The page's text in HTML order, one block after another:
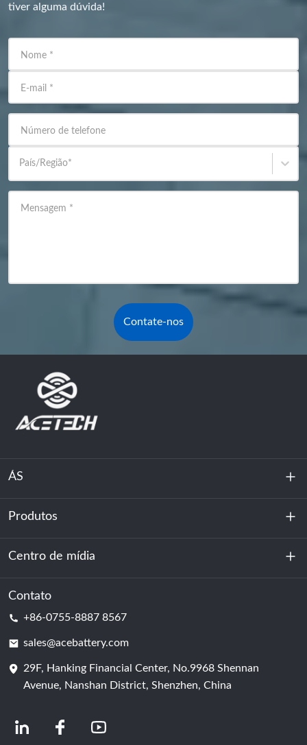
tiver alguma dúvida!
Nome *
E-mail *
Número de telefone
País/Região*
Mensagem *
Contate-nos
ÁS
Sobre nós
Sustentabilidade
Produtos
Armazenamento de energia
Centro de dados e sala de servidores
Célula de bateria
Centro de mídia
Notícias
Contato
+86-0755-8887 8567
sales@acebattery.com
29F, Hanking Financial Center, No.9968 Shennan
Avenue, Nanshan District, Shenzhen, China